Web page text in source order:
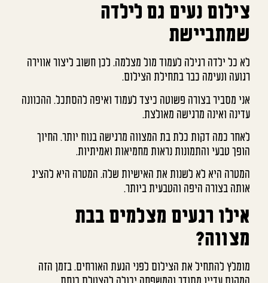
צילום נעים גם לילדה
שמתביישת
לא כל ילדה רגילה לעמוד מול מצלמה. לכן חשוב ליצור אווירה
רגועה ונעימה כבר בתחילת הצילום.
אני מסביר בצורה פשוטה כיצד לעמוד ואיפה להסתכל. ההכוונה
עדינה ואינה מרגישה מאולצת.
לאחר כמה דקות כלת בת המצווה מרגישה בנוח יותר. החיוך
הופך טבעי והתמונות נראות מחמיאות ואמיתיות.
המטרה היא לא לשנות את האישיות שלה. המטרה היא להציג
אותה בצורה היפה והטבעית ביותר.
אילו רגעים מצלמים בבת
מצווה?
מומלץ להתחיל את הצילום לפני הגעת האורחים. בזמן הזה